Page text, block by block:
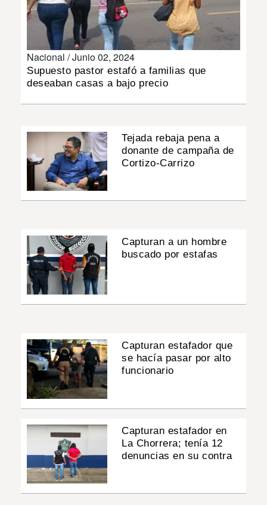
Nacional /Junio 02, 2024
Supuesto pastor estafó a familias que
deseaban casas a bajo precio
Tejada rebaja pena a
donante de campaña de
Cortizo-Carrizo
Capturan a un hombre
buscado por estafas
Capturan estafador que
se hacía pasar por alto
funcionario
Capturan estafador en
La Chorrera; tenía 12
denuncias en su contra